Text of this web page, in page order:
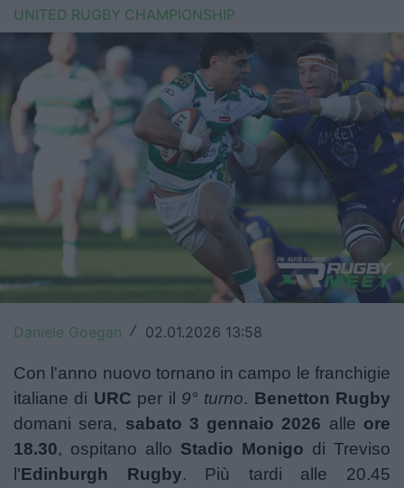
FIR
Internazionale
6 Nazioni
United Rugby Championship
Top14
Premiership
Champions Cup
Rugby World Cup
Super Rugby
Rugby in TV
UNITED RUGBY CHAMPIONSHIP
Daniele Goegan / 02.01.2026 13:58
Con l'anno nuovo tornano in campo le franchigie
italiane di URC per il 9° turno. Benetton Rugby
domani sera, sabato 3 gennaio 2026 alle ore
18.30, ospitano allo Stadio Monigo di Treviso
l'Edinburgh Rugby. Più tardi alle 20.45